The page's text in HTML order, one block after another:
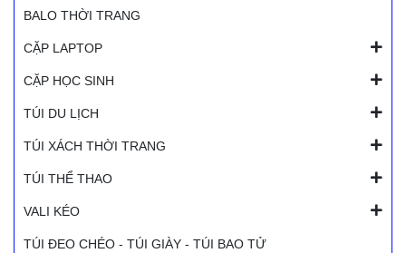
BALO THỜI TRANG
CẶP LAPTOP
CẶP HỌC SINH
TÚI DU LỊCH
TÚI XÁCH THỜI TRANG
TÚI THỂ THAO
VALI KÉO
TÚI ĐEO CHÉO - TÚI GIÀY - TÚI BAO TỬ